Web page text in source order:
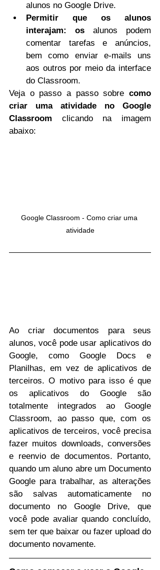
alunos no Google Drive.
Permitir que os alunos
interajam: os alunos podem
comentar tarefas e anúncios,
bem como enviar e-mails uns
aos outros por meio da interface
do Classroom.
Veja o passo a passo sobre como
criar uma atividade no Google
Classroom clicando na imagem
abaixo:
Google Classroom - Como criar uma
atividade
Ao criar documentos para seus
alunos, você pode usar aplicativos do
Google, como Google Docs e
Planilhas, em vez de aplicativos de
terceiros. O motivo para isso é que
os aplicativos do Google são
totalmente integrados ao Google
Classroom, ao passo que, com os
aplicativos de terceiros, você precisa
fazer muitos downloads, conversões
e reenvio de documentos. Portanto,
quando um aluno abre um Documento
Google para trabalhar, as alterações
são salvas automaticamente no
documento no Google Drive, que
você pode avaliar quando concluído,
sem ter que baixar ou fazer upload do
documento novamente.